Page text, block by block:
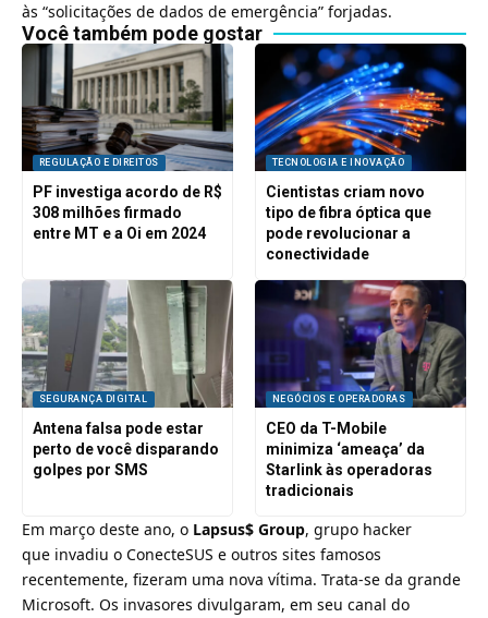
às “solicitações de dados de emergência” forjadas.
Você também pode gostar
REGULAÇÃO E DIREITOS
PF investiga acordo de R$
308 milhões firmado
entre MT e a Oi em 2024
TECNOLOGIA E INOVAÇÃO
Cientistas criam novo
tipo de fibra óptica que
pode revolucionar a
conectividade
SEGURANÇA DIGITAL
Antena falsa pode estar
perto de você disparando
golpes por SMS
NEGÓCIOS E OPERADORAS
CEO da T-Mobile
minimiza ‘ameaça’ da
Starlink às operadoras
tradicionais
Em março deste ano, o Lapsus$ Group, grupo hacker
que invadiu o ConecteSUS e outros sites famosos
recentemente, fizeram uma nova vítima. Trata-se da grande
Microsoft. Os invasores divulgaram, em seu canal do